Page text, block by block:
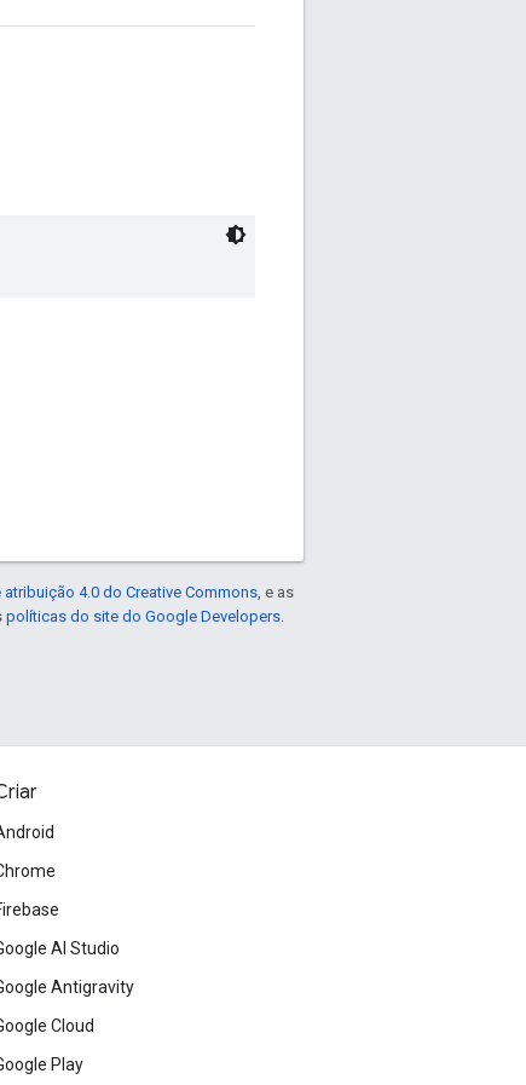
atribuição 4.0 do Creative Commons , e as
políticas do site do Google Developers
AI Studio
Antigravity
Cloud
Play